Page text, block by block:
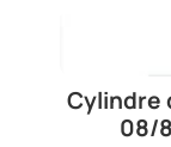
Cylindre
08/